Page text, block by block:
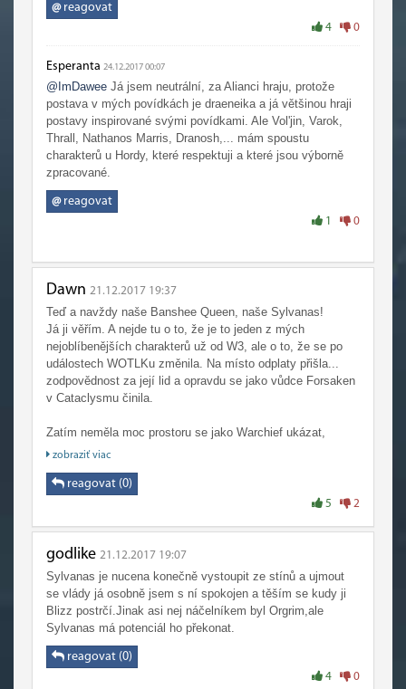
@reagovat
4 0
Esperanta 24.12.2017 00:07
@ImDawee Já jsem neutrální, za Alianci hraju, protože
postava v mých povídkách je draeneika a já většinou hraji
postavy inspirované svými povídkami. Ale Vol'jin, Varok,
Thrall, Nathanos Marris, Dranosh,... mám spoustu
charakterů u Hordy, které respektuji a které jsou výborně
zpracované.
@reagovat
1 0
Dawn 21.12.2017 19:37
Teď a navždy naše Banshee Queen, naše Sylvanas!
Já ji věřím. A nejde tu o to, že je to jeden z mých
nejoblíbenějších charakterů už od W3, ale o to, že se po
událostech WOTLKu změnila. Na místo odplaty přišla...
zodpovědnost za její lid a opravdu se jako vůdce Forsaken
v Cataclysmu činila.
Zatím neměla moc prostoru se jako Warchief ukázat,
protože datadisk je plný spojení našich sil a boji proti Legii
Každopádně Sylvanas je chytrá, záleží ji na souvislostech
zbytečně nedělá vlny. Ona, s Nathanosem jako její pravou
rukou, je pro Hordu to nejlepší co jsme zatím měli. Je totiž
potřeba nejen vědět co se musí udělat, ale taky mít na to
žaludek a uskutečnit to.
Nemůžu se dočkat až zatoží s tím starým psem.
For the Horde! For our beloved Banshee Queen, our
Sylvanas!
zobraziť viac
reagovat (0)
5 2
godlike 21.12.2017 19:07
Sylvanas je nucena konečně vystoupit ze stínů a ujmout
se vlády já osobně jsem s ní spokojen a těším se kudy ji
Blizz postrčí.Jinak asi nej náčelníkem byl Orgrim,ale
Sylvanas má potenciál ho překonat.
reagovat (0)
4 0